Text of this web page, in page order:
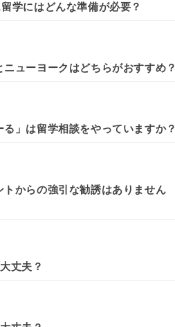
学にはどんな準備が必要？
ニューヨークはどちらがおすすめ？
る」は留学相談をやっていますか？
トからの強引な勧誘はありません
丈夫？